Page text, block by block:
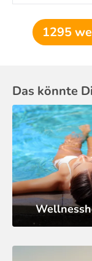
1295
Das könnte